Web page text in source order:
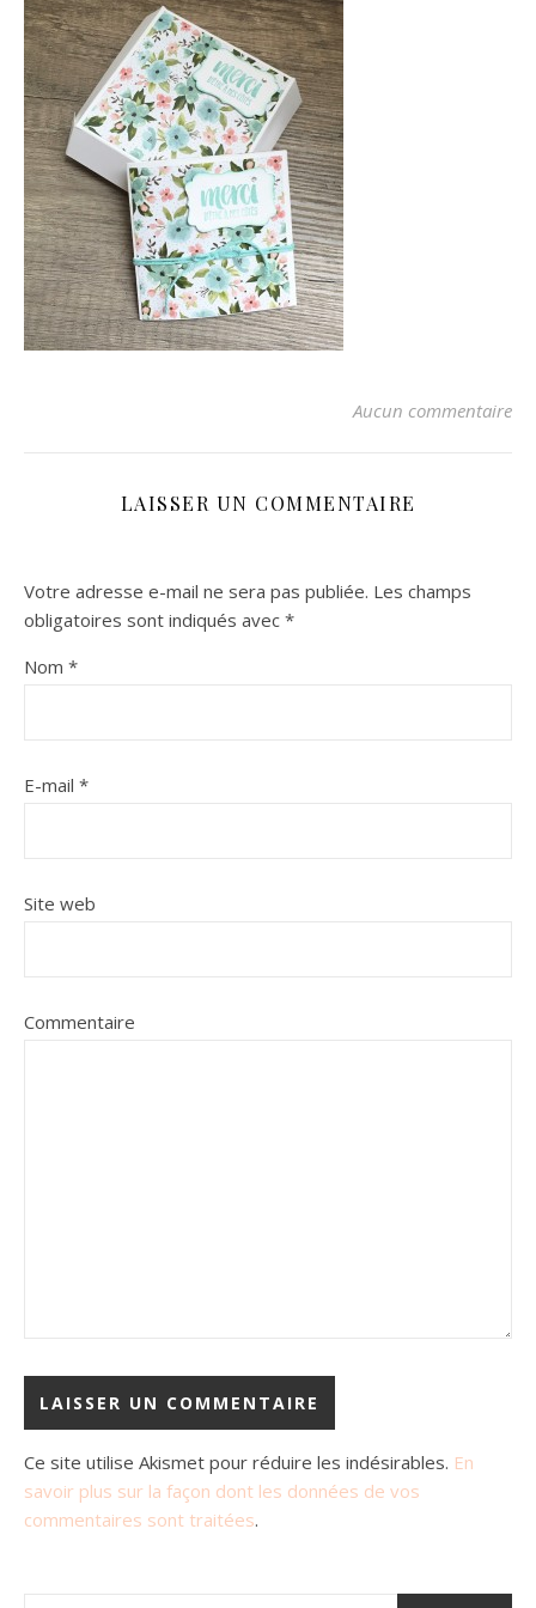
Aucun commentaire
LAISSER UN COMMENTAIRE
Votre adresse e-mail ne sera pas publiée. Les champs
obligatoires sont indiqués avec *
Nom *
E-mail *
Site web
Commentaire
Ce site utilise Akismet pour réduire les indésirables. En
savoir plus sur la façon dont les données de vos
commentaires sont traitées.